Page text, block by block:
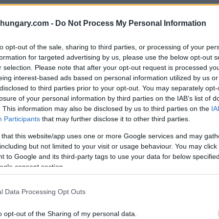
- Do Not Process My Personal Information
opt-out of the sale, sharing to third parties, or processing of your
for targeted advertising by us, please use the below opt-out
selection. Please note that after your opt-out request is processed
interest-based ads based on personal information utilized by us
to third parties prior to your opt-out. You may separately
of your personal information by third parties on the IAB’s list of
This information may also be disclosed by us to third parties on the
Participants that may further disclose it to other third parties.
that this website/app uses one or more Google services and may
but not limited to your visit or usage behaviour. You may
to Google and its third-party tags to use your data for below
consent section.
Data Processing Opt Outs
opt-out of the Sharing of my personal data.
mentre sostiene Zelensky
ucraino Volodymyr Zelensky a Bucarest e,
insolitamente forte per descrivere l’ultima
un prestito dell’UE che tutti i 27 Stati membri
congiunta su una questione così importante –
– venga messa in discussione da un singolo
che tra una settimana si terrà un altro vertice
proporrà diverse opzioni legali per superare
ha detto Dan.
martedì. Con la maggioranza di due terzi
all’adesione dell’Ucraina all’UE e contro
tutto il possibile per evitare che l’Ungheria o l’UE